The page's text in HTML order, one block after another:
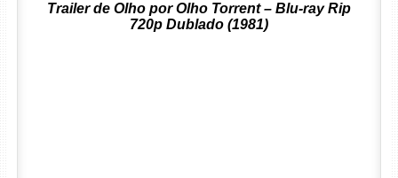
Trailer de Olho por Olho Torrent – Blu-ray Rip
720p Dublado (1981)